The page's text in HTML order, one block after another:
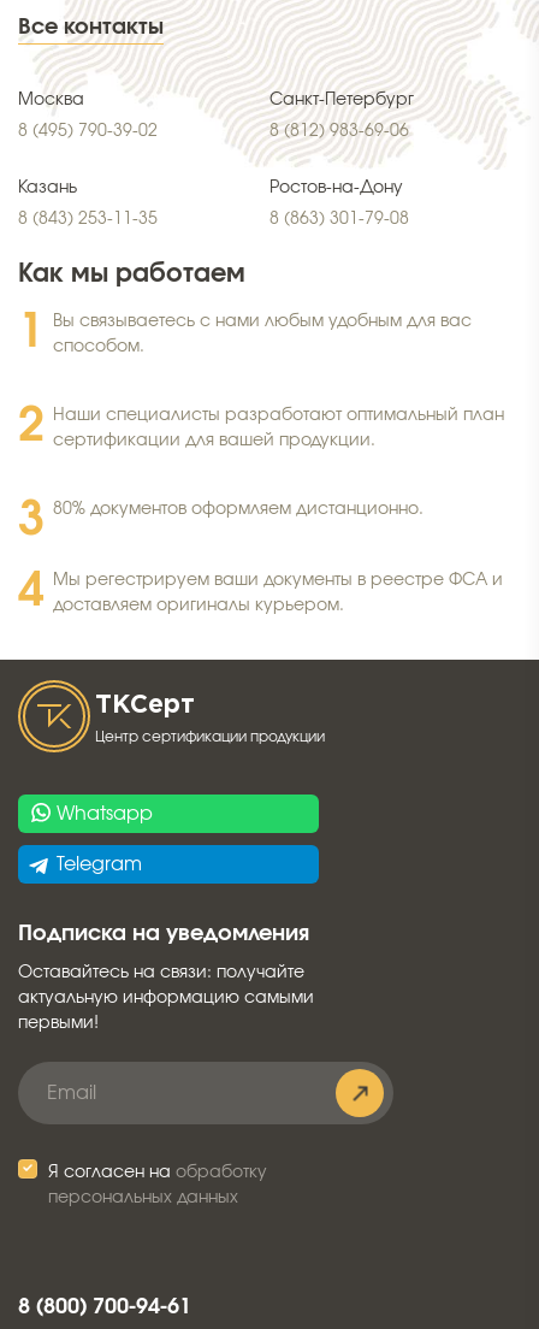
Все контакты
Москва
8 (495) 790-39-02
Санкт-Петербург
8 (812) 983-69-06
Казань
8 (843) 253-11-35
Ростов-на-Дону
8 (863) 301-79-08
Как мы работаем
Вы связываетесь с нами любым удобным для вас
способом.
Наши специалисты разработают оптимальный план
сертификации для вашей продукции.
80% документов оформляем дистанционно.
Мы регестрируем ваши документы в реестре ФСА и
доставляем оригиналы курьером.
ТКСерт
Центр сертификации продукции
Whatsapp
Telegram
Подписка на уведомления
Оставайтесь на связи: получайте
актуальную информацию самыми
первыми!
Я согласен на обработку
персональных данных
8 (800) 700-94-61